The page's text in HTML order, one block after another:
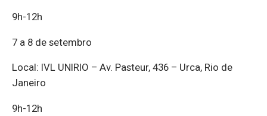
9h-12h
7 a 8 de setembro
Local: IVL UNIRIO – Av. Pasteur, 436 – Urca, Rio de
Janeiro
9h-12h